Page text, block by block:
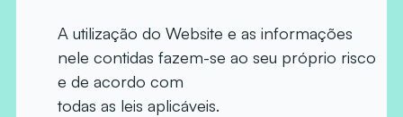
A utilização do Website e as informações
nele contidas fazem-se ao seu próprio risco
e de acordo com
todas as leis aplicáveis.